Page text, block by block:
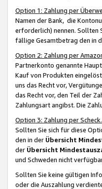
Option 1: Zahlung per
Namen der Bank, die
erforderlich) nennen. Sollten
fällige Gesamtbetrag den in
Option 2: Zahlung per
Partnerkonto genannte
Kauf von Produkten
uns das Recht vor,
das Recht vor, den Teil der
Zahlungsart angibst. Die
Option 3: Zahlung per Scheck.
Sollten Sie sich für diese
den in der Übersicht
der Übersicht
und Schweden nicht
Sollten Sie keine gültigen
oder die Auszahlung